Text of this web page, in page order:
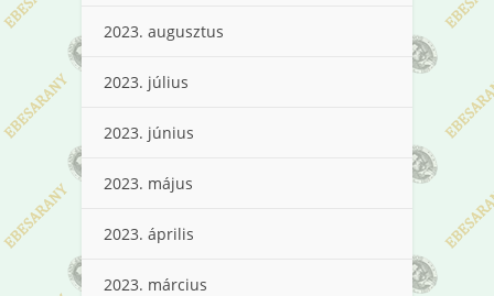
2023. augusztus
2023. július
2023. június
2023. május
2023. április
2023. március